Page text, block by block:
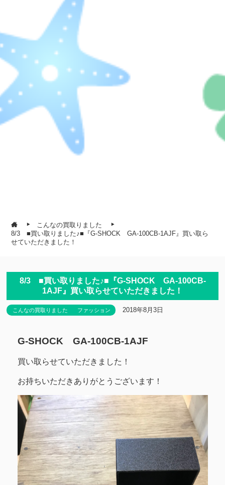
こんなの買取りました
8/3 ■買い取りました♪■『G-SHOCK GA-100CB-1AJF』買い取ら
せていただきました！
8/3 ■買い取りました♪■『G-SHOCK GA-100CB-
1AJF』買い取らせていただきました！
こんなの買取りました ファッション 2018年8月3日
G-SHOCK GA-100CB-1AJF
買い取らせていただきました！
お持ちいただきありがとうございます！